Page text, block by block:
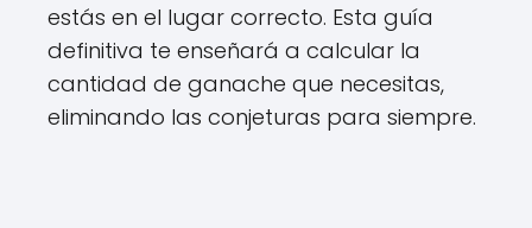
estás en el lugar correcto. Esta guía
definitiva te enseñará a calcular la
cantidad de ganache que necesitas,
eliminando las conjeturas para siempre.